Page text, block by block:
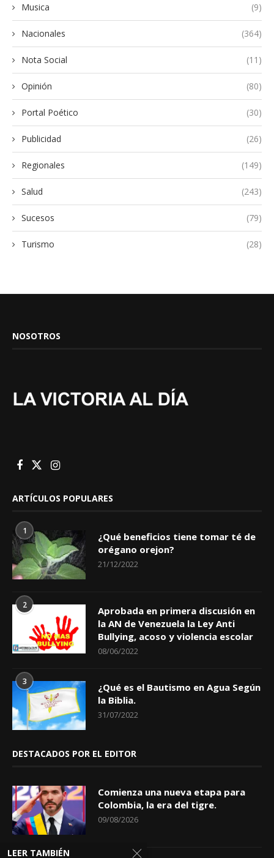
Musica (9)
Nacionales (364)
Nota Social (11)
Opinión (80)
Portal Poético (30)
Publicidad (26)
Regionales (149)
Salud (243)
Sucesos (79)
Turismo (28)
NOSOTROS
ARTÍCULOS POPULARES
1
¿Qué beneficios tiene tomar té de
orégano orejon?
21/12/2022
2
Aprobada en primera discusión en
la AN de Venezuela la Ley Anti
Bullying, acoso y violencia escolar
08/06/2022
3
¿Qué es el Bautismo en Agua Según
la Biblia.
31/07/2022
DESTACADOS POR EL EDITOR
Comienza una nueva etapa para
Colombia, la era del tigre.
09/08/2026
LEER TAMBIÉN